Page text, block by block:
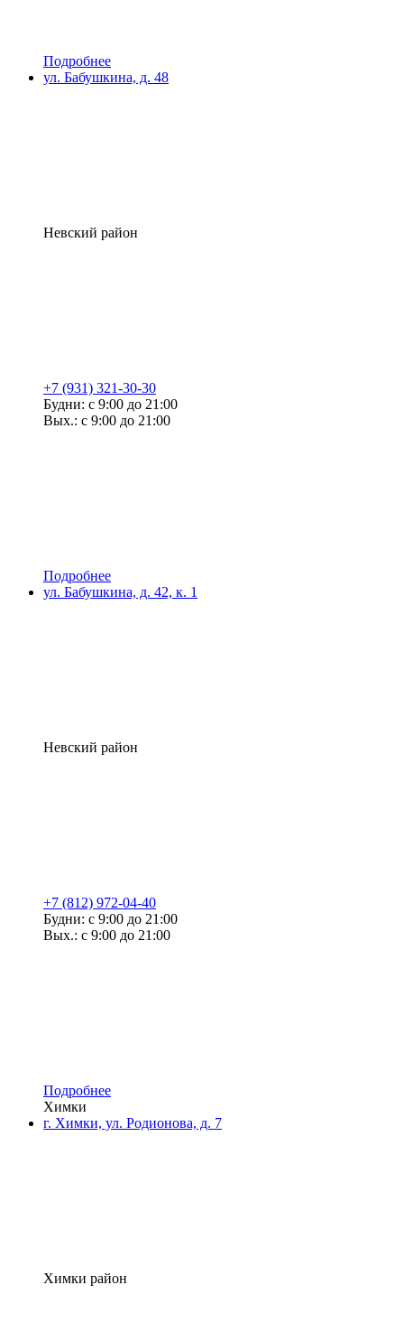
Подробнее
ул. Бабушкина, д. 48
Невский район
+7 (931) 321-30-30
Будни: с 9:00 до 21:00
Вых.: с 9:00 до 21:00
Подробнее
ул. Бабушкина, д. 42, к. 1
Невский район
+7 (812) 972-04-40
Будни: с 9:00 до 21:00
Вых.: с 9:00 до 21:00
Подробнее
Химки
г. Химки, ул. Родионова, д. 7
Химки район